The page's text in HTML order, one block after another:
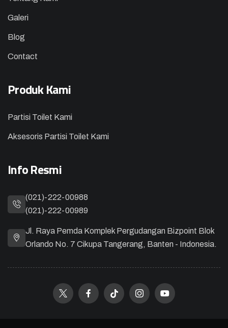
Galeri
Blog
Contact
Produk Kami
Partisi Toilet Kami
Aksesoris Partisi Toilet Kami
Info Resmi
(021)-222-00988
(021)-222-00989
Jl. Raya Pemda Komplek Pergudangan Bizpoint Blok
Orlando No. 7 Cikupa Tangerang, Banten - Indonesia.